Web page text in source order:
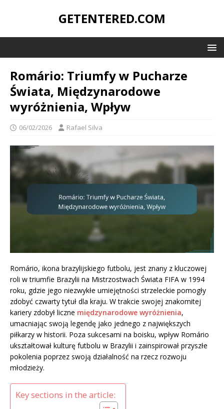
GETENTERED.COM
Romário: Triumfy w Pucharze
Świata, Międzynarodowe
wyróżnienia, Wpływ
06/02/2026 Rafael Silva
Romário, ikona brazylijskiego futbolu, jest znany z kluczowej
roli w triumfie Brazylii na Mistrzostwach Świata FIFA w 1994
roku, gdzie jego niezwykłe umiejętności strzeleckie pomogły
zdobyć czwarty tytuł dla kraju. W trakcie swojej znakomitej
kariery zdobył liczne międzynarodowe wyróżnienia,
umacniając swoją legendę jako jednego z największych
piłkarzy w historii. Poza sukcesami na boisku, wpływ Romário
ukształtował kulturę futbolu w Brazylii i zainspirował przyszłe
pokolenia poprzez swoją działalność na rzecz rozwoju
młodzieży.
Key sections in the article: